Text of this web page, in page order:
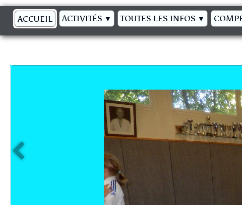
ACCUEIL ACTIVITÉS ▼ TOUTES LES INFOS ▼